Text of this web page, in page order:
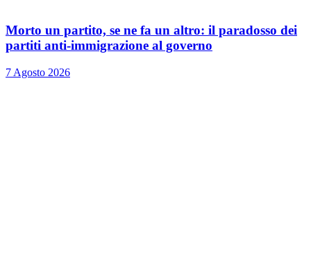
Morto un partito, se ne fa un altro: il paradosso dei
partiti anti-immigrazione al governo
7 Agosto 2026